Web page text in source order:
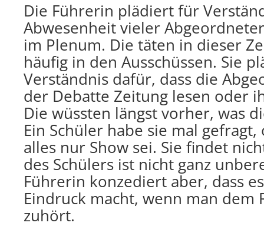
Die Führerin plädiert für
Abwesenheit vieler
im Plenum. Die täten in dieser
häufig in den Ausschüssen. Sie
Verständnis dafür, dass die
der Debatte Zeitung lesen oder
Die wüssten längst vorher, was
Ein Schüler habe sie mal
alles nur Show sei. Sie findet
des Schülers ist nicht ganz
Führerin konzediert aber, dass
Eindruck macht, wenn man dem
zuhört.